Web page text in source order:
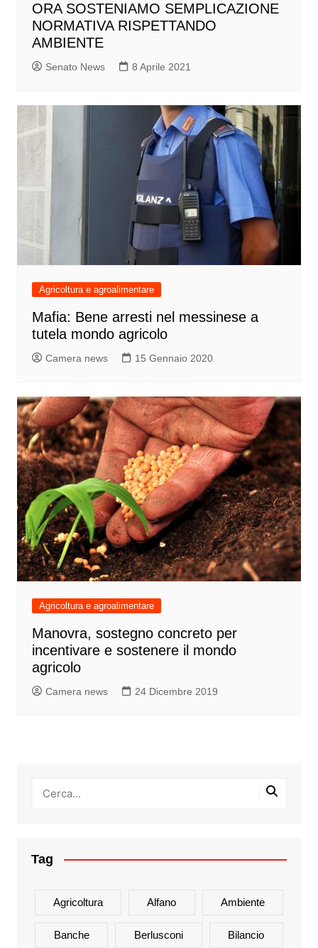
ORA SOSTENIAMO SEMPLICAZIONE
NORMATIVA RISPETTANDO
AMBIENTE
Senato News 8 Aprile 2021
Agricoltura e agroalimentare
Mafia: Bene arresti nel messinese a
tutela mondo agricolo
Camera news 15 Gennaio 2020
Agricoltura e agroalimentare
Manovra, sostegno concreto per
incentivare e sostenere il mondo
agricolo
Camera news 24 Dicembre 2019
Tag
Agricoltura Alfano Ambiente
Banche Berlusconi Bilancio